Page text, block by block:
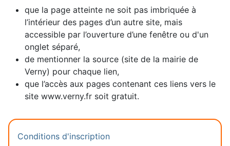
que la page atteinte ne soit pas imbriquée à
l’intérieur des pages d’un autre site, mais
accessible par l’ouverture d’une fenêtre ou d'un
onglet séparé,
de mentionner la source (site de la mairie de
Verny) pour chaque lien,
que l’accès aux pages contenant ces liens vers le
site www.verny.fr soit gratuit.
Conditions d'inscription